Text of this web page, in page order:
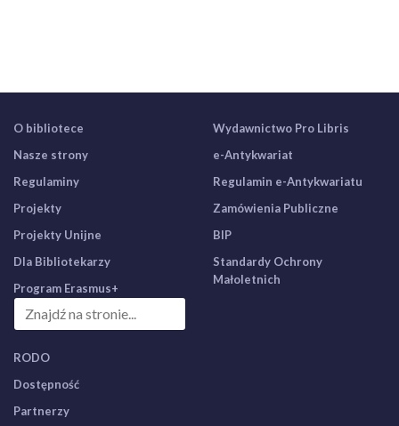
O bibliotece
Nasze strony
Regulaminy
Projekty
Projekty Unijne
Dla Bibliotekarzy
Program Erasmus+
Wydawnictwo Pro Libris
e-Antykwariat
Regulamin e-Antykwariatu
Zamówienia Publiczne
BIP
Standardy Ochrony
Małoletnich
RODO
Dostępność
Partnerzy